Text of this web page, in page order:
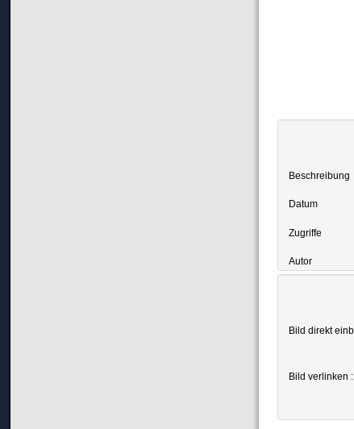
Beschreibung
Datum
Zugriffe
Autor
Bild direkt
Bild verlinken :